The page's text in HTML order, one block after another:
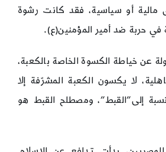
مالية أو سياسية، فقد كانت رشوة
في حربة ضد أمير المؤمنين(ع).
عن خياطة الكسوة الخاصة بالكعبة،
لا يكسون الكعبة المشرّفة إلا
إلى”القبط”، ومصطلح القبط هو